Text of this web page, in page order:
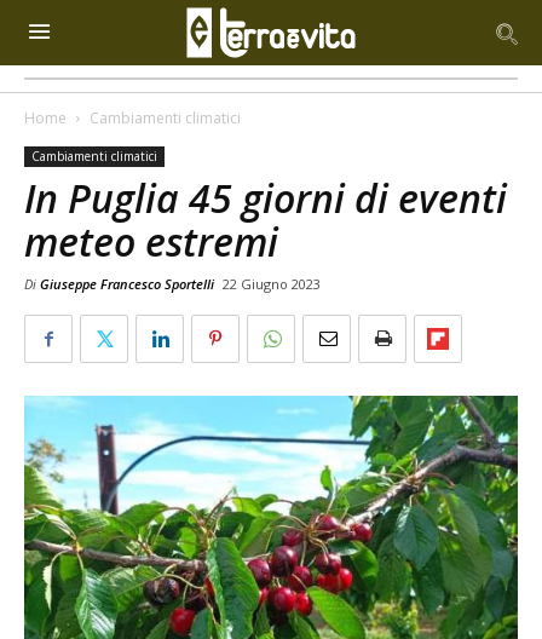
Home Cambiamenti climatici
Cambiamenti climatici
In Puglia 45 giorni di eventi
meteo estremi
Di Giuseppe Francesco Sportelli 22 Giugno 2023